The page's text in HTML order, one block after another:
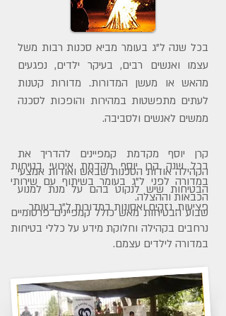
בכל שנה ל"ג בעומר מביא סכנות רבות משל
עצמו ואנשים רבים, בעיקר ילדים, נפגעים
מהאש או מעשן המדורות. מדורות קטנות
לעתים מתפשטות במהירות והופכות לסכנה
ממשים לאנשים ולסביבה.
קרן יוסף מקדמת קמפיינים להדריך את
הקהילה אודות הסכנות שבאש ואודות אמצעי
הבטיחות שיש לנקוט בהם על מנת למנוע
פציעות, נזקים ואסונות במדורות ל"ג בעומר.
בכל שנה קרן יוסף מקדמת אירועי בטיחות
במדורה לפני ל"ג בעומר בשיתוף עם שירותי
הכבאות וההצלה.
שבוע הבטיחות מאש כולל קמפיינים פרסומיים
נרחבים בקהילה וחלוקת מידע על כללי בטיחות
במדורה לילדים עצמם.